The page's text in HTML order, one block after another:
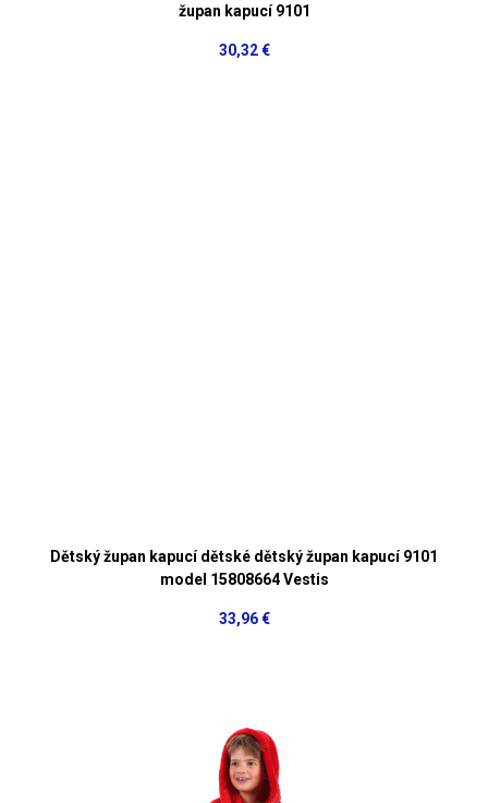
župan kapucí 9101
30,32 €
Dětský župan kapucí dětské dětský župan kapucí 9101
model 15808664 Vestis
33,96 €